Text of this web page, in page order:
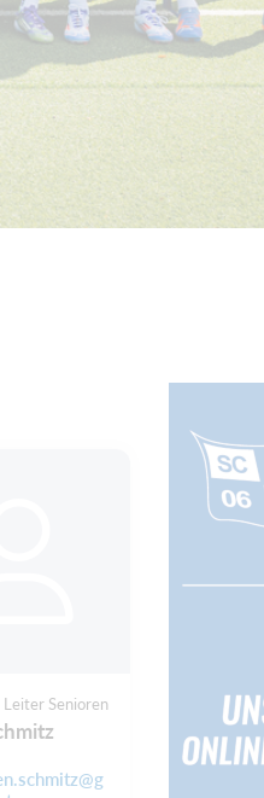
Senioren